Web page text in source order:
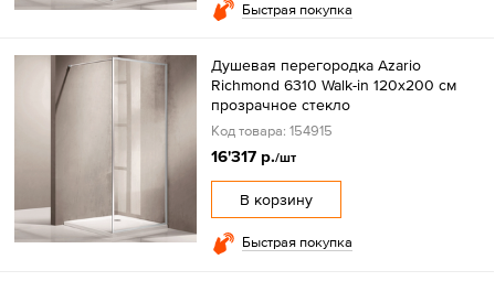
Быстрая покупка
Душевая перегородка Azario
Richmond 6310 Walk-in 120х200 см
прозрачное стекло
Код товара: 154915
16'317 р./шт
В корзину
Быстрая покупка